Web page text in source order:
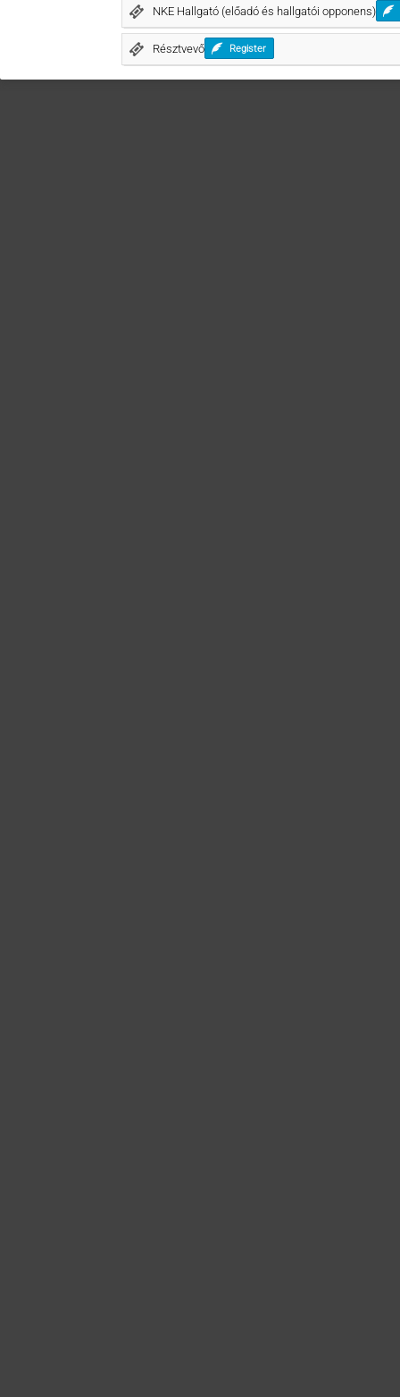
NKE Hallgató (előadó és hallgatói opponens)
Résztvevő Register